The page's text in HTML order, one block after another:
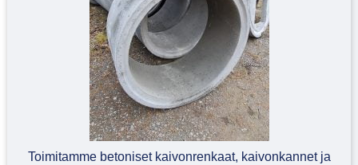
Toimitamme betoniset kaivonrenkaat, kaivonkannet ja